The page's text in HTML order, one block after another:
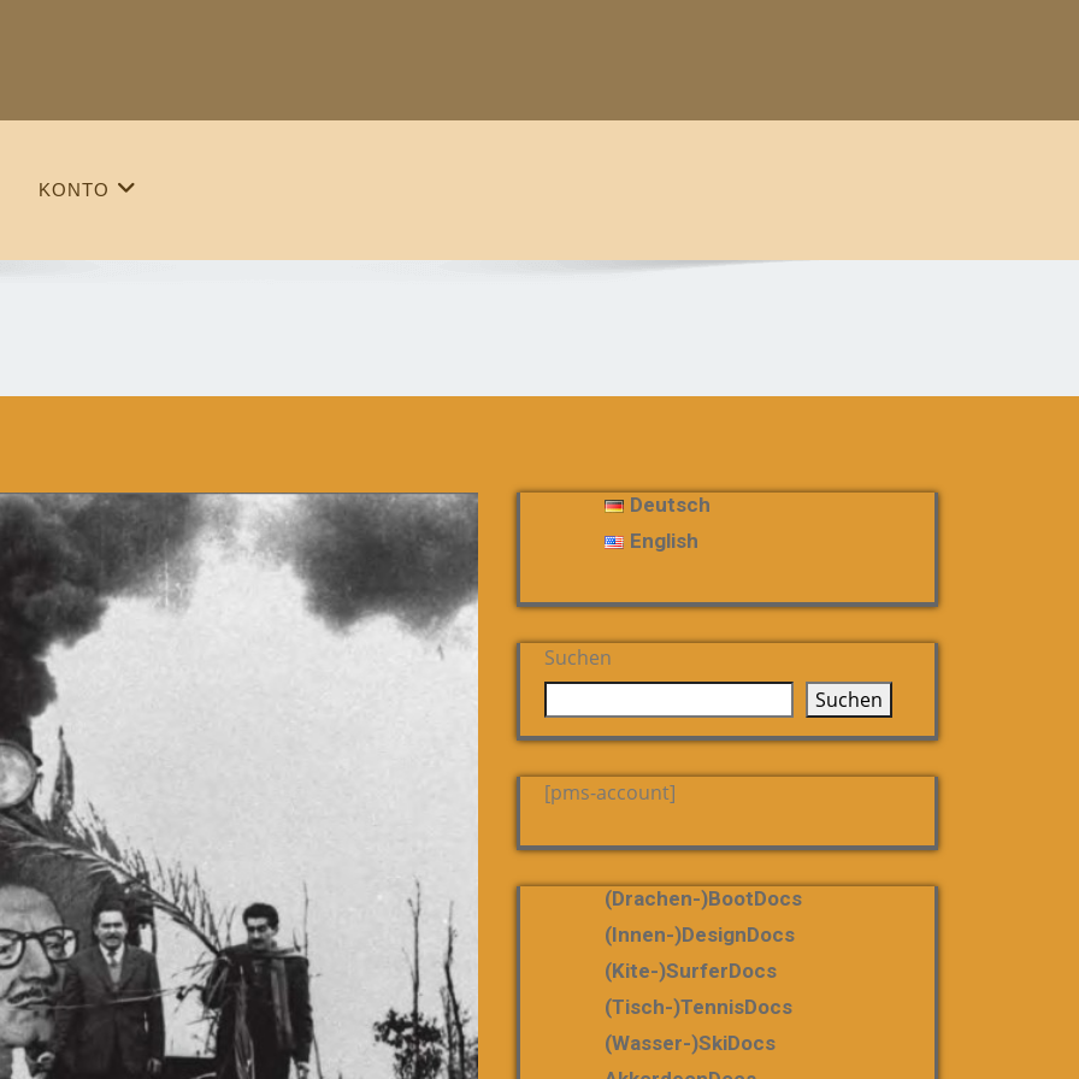
KONTO
Deutsch
English
Suchen
Suchen
[pms-account]
(Drachen-)bootDocs
(Innen-)DesignDocs
(Kite-)SurferDocs
(Tisch-)TennisDocs
(Wasser-)SkiDocs